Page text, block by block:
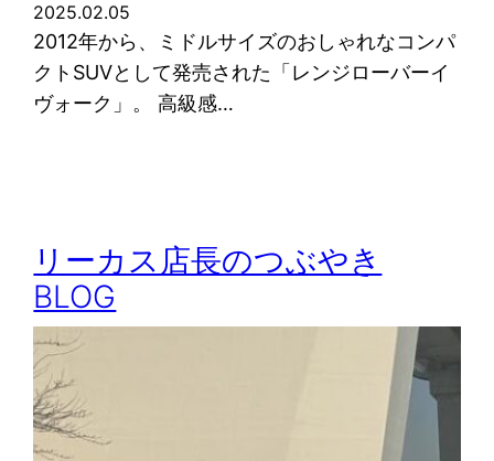
2025.02.05
2012年から、ミドルサイズのおしゃれなコンパ
クトSUVとして発売された「レンジローバーイ
ヴォーク」。 高級感…
リーカス店長のつぶやき
BLOG